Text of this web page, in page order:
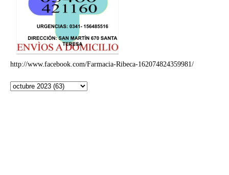
http://www.facebook.com/Farmacia-Ribeca-162074824359981/